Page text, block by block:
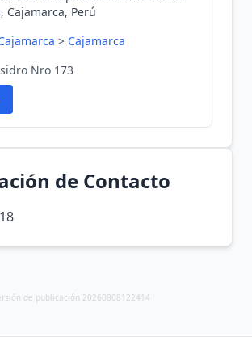
Cajamarca, Perú
> Cajamarca
Nro 173
de Contacto
de publicación 20260808122414